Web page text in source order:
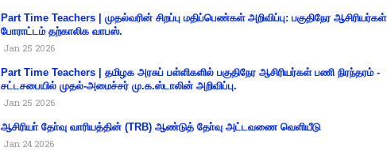
Part Time Teachers | முதல்வரின் சிறப்பு மதிப்பெண்கள் அறிவிப்பு: பகுதிநேர ஆசிரியர்கள்
போராட்டம் தற்காலிக வாபஸ்.
Jan 25 2026
Part Time Teachers | தமிழக அரசுப் பள்ளிகளில் பகுதிநேர ஆசிரியர்கள் பணி நிரந்தரம் -
சட்டசபையில் முதல்-அமைச்சர் மு.க.ஸ்டாலின் அறிவிப்பு.
Jan 25 2026
ஆசிரியா் தோ்வு வாரியத்தின் (TRB) ஆண்டுத் தோ்வு அட்டவணை வெளியீடு
Jan 24 2026